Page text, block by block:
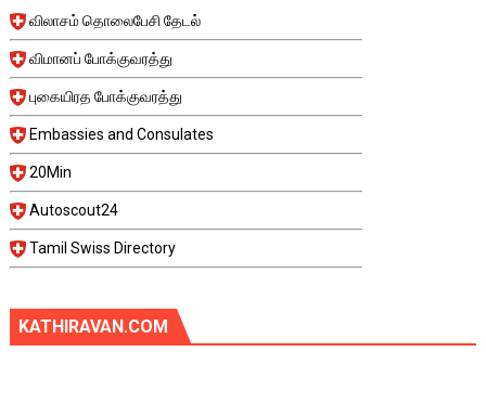
விலாசம் தொலைபேசி தேடல்
விமானப் போக்குவரத்து
புகையிரத போக்குவரத்து
Embassies and Consulates
20Min
Autoscout24
Tamil Swiss Directory
KATHIRAVAN.COM